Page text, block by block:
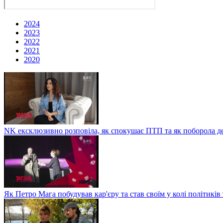
2024
2023
2022
2021
2020
NK ексклюзивно розповіла, як спокушає ПТП та як поборола
Як Петро Мага побудував кар'єру та став своїм у колі політиків